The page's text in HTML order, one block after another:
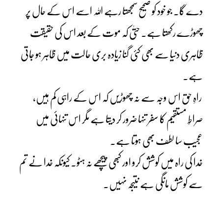
دے گا۔ جو خود کو صحیح سمجھتا رہے اللہ اسے اس کے حال پر
چھوڑے رکھتا ہے۔ حتیٰ کہ موت کے بعد اس کی حقیقت
ظاہری دنیا سے بھی کئی گنا زیادہ بری حالت میں ظاہر ہو جاتی
ہے۔
راہِ حق اس وجہ سے نہ چھوڑیں کہ اس کے راہی کم ہیں،
صراطِ مستقیم کا سفر تنہا ضرور کر دیتا ہے مگر اس تنہائی میں
عجیب سا لطف بھی ہوتا ہے۔
خدا کی راہ میں کوشش کرو اور کبھی پیچھے نہ ہٹو۔ کیونکہ خدا نے تم
سے کوشش مانگی ہے نتیجہ نہیں۔